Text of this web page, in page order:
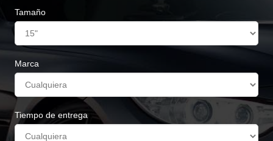
Tamaño
Marca
Tiempo de entrega